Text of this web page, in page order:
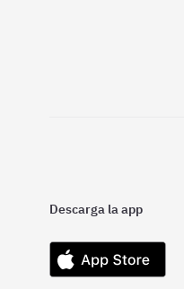
Descarga la app